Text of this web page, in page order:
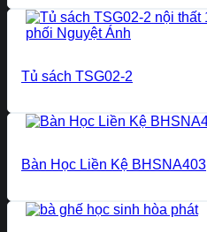
Tủ sách TSG02-2
Bàn Học Liền Kệ BHSNA403